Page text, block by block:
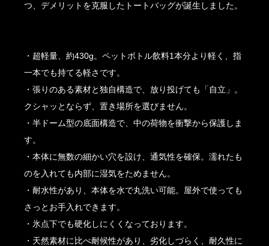
つ、デメリットを克服したトートバッグが誕生しました。
・超軽量、約430g。ペットボトル飲料1本分より軽く、指
一本でも持てる軽さです。
・張りのある素材と独自構造で、放り投げても「自立」。
クシャッとならず、置き場所を選びません。
・半ドーム型の底面構造で、中の荷物を衝撃から保護しま
す。
・本体に無数の細かい穴を設け、通気性を確保。濡れたも
のを入れても内部に湿気をためません。
・耐水性があり、本体を水で丸洗い可能。屋外で使っても
さっとお手入れできます。
・氷点下でも硬化しにくくなっております。
・天然素材に比べ耐候性があり、劣化しづらく、耐久性に